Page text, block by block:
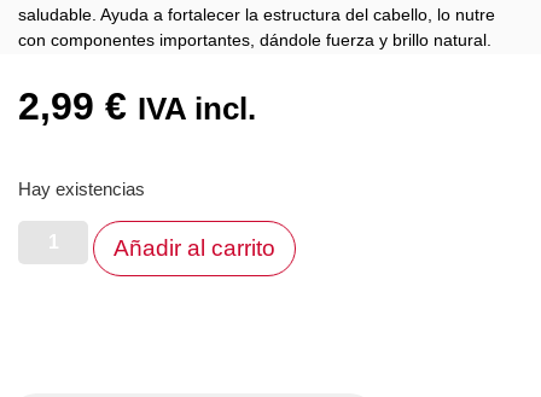
saludable. Ayuda a fortalecer la estructura del cabello, lo nutre
con componentes importantes, dándole fuerza y brillo natural.
2,99 € IVA incl.
Hay existencias
Añadir al carrito